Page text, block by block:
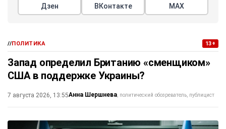
Дзен ВКонтакте МАХ
//ПОЛИТИКА 13+
Запад определил Британию «сменщиком»
США в поддержке Украины?
7 августа 2026, 13:55Анна Шершнева политический обозреватель, публицист